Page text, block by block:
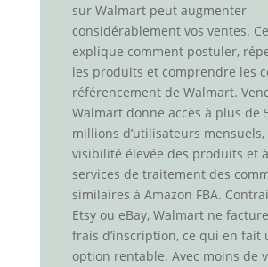
sur Walmart peut augmenter
considérablement vos ventes.
explique comment postuler,
les produits et comprendre les
référencement de Walmart.
Walmart donne accès à plus de
millions d’utilisateurs mensuels,
visibilité élevée des produits et
services de traitement des
similaires à Amazon FBA.
Etsy ou eBay, Walmart ne
frais d’inscription, ce qui en fait
option rentable. Avec moins de